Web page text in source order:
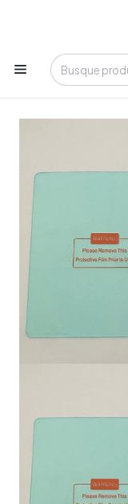
Tienda 100%
Oficina • Lun-Vie
Productos
Mica